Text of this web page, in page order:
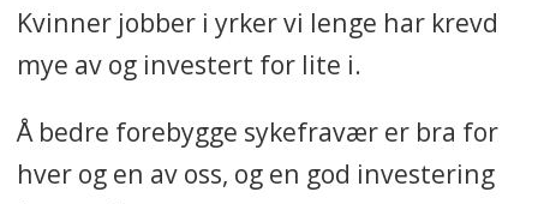
Kvinner jobber i yrker vi lenge har krevd
mye av og investert for lite i.
Å bedre forebygge sykefravær er bra for
hver og en av oss, og en god investering